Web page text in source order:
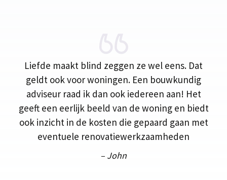
Liefde maakt blind zeggen ze wel eens. Dat
geldt ook voor woningen. Een bouwkundig
adviseur raad ik dan ook iedereen aan! Het
geeft een eerlijk beeld van de woning en biedt
ook inzicht in de kosten die gepaard gaan met
eventuele renovatiewerkzaamheden
– John